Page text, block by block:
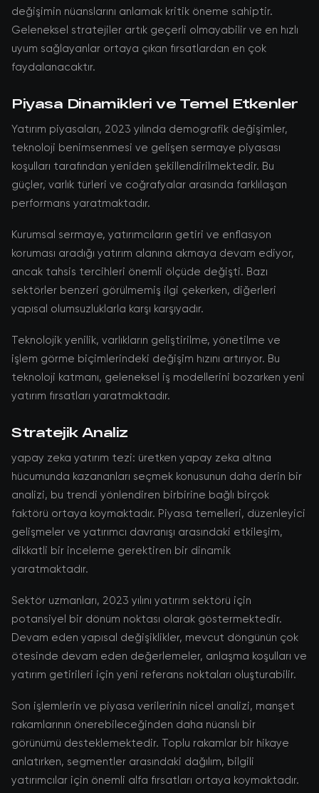
değişimin nüanslarını anlamak kritik öneme sahiptir.
Geleneksel stratejiler artık geçerli olmayabilir ve en hızlı
uyum sağlayanlar ortaya çıkan fırsatlardan en çok
faydalanacaktır.
Piyasa Dinamikleri ve Temel Etkenler
Yatırım piyasaları, 2023 yılında demografik değişimler,
teknoloji benimsenmesi ve gelişen sermaye piyasası
koşulları tarafından yeniden şekillendirilmektedir. Bu
güçler, varlık türleri ve coğrafyalar arasında farklılaşan
performans yaratmaktadır.
Kurumsal sermaye, yatırımcıların getiri ve enflasyon
koruması aradığı yatırım alanına akmaya devam ediyor,
ancak tahsis tercihleri önemli ölçüde değişti. Bazı
sektörler benzeri görülmemiş ilgi çekerken, diğerleri
yapısal olumsuzluklarla karşı karşıyadır.
Teknolojik yenilik, varlıkların geliştirilme, yönetilme ve
işlem görme biçimlerindeki değişim hızını artırıyor. Bu
teknoloji katmanı, geleneksel iş modellerini bozarken yeni
yatırım fırsatları yaratmaktadır.
Stratejik Analiz
yapay zeka yatırım tezi: üretken yapay zeka altına
hücumunda kazananları seçmek konusunun daha derin bir
analizi, bu trendi yönlendiren birbirine bağlı birçok
faktörü ortaya koymaktadır. Piyasa temelleri, düzenleyici
gelişmeler ve yatırımcı davranışı arasındaki etkileşim,
dikkatli bir inceleme gerektiren bir dinamik
yaratmaktadır.
Sektör uzmanları, 2023 yılını yatırım sektörü için
potansiyel bir dönüm noktası olarak göstermektedir.
Devam eden yapısal değişiklikler, mevcut döngünün çok
ötesinde devam eden değerlemeler, anlaşma koşulları ve
yatırım getirileri için yeni referans noktaları oluşturabilir.
Son işlemlerin ve piyasa verilerinin nicel analizi, manşet
rakamlarının önerebileceğinden daha nüanslı bir
görünümü desteklemektedir. Toplu rakamlar bir hikaye
anlatırken, segmentler arasındaki dağılım, bilgili
yatırımcılar için önemli alfa fırsatları ortaya koymaktadır.